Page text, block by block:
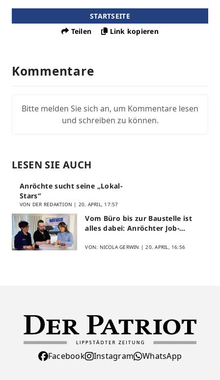
STARTSEITE
Teilen
Link kopieren
Kommentare
Bitte melden Sie sich an, um Kommentare lesen
und schreiben zu können.
LESEN SIE AUCH
Anröchte sucht seine „Lokal-
Stars“
VON DER REDAKTION | 20. APRIL, 17:57
Vom Büro bis zur Baustelle ist
alles dabei: Anröchter Job-
VON: NICOLA GERWIN |20. APRIL, 16:56
Facebook Instagram WhatsApp